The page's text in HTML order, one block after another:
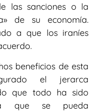
las sanciones o la
de su economía.
a que los iraníes
beneficios de esta
el jerarca
que todo ha sido
que se pueda